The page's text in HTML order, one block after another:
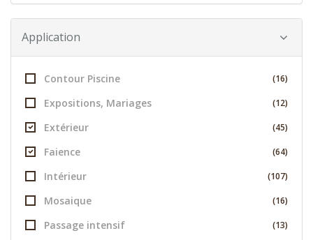
Application
Contour Piscine (16)
Expositions, Mariages (12)
Extérieur (45)
Faience (64)
Intérieur (107)
Mosaique (16)
Passage intensif (13)